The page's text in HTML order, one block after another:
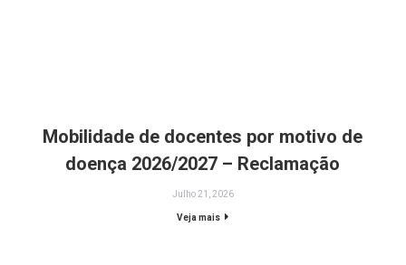
Mobilidade de docentes por motivo de
doença 2026/2027 – Reclamação
Julho 21, 2026
Veja mais